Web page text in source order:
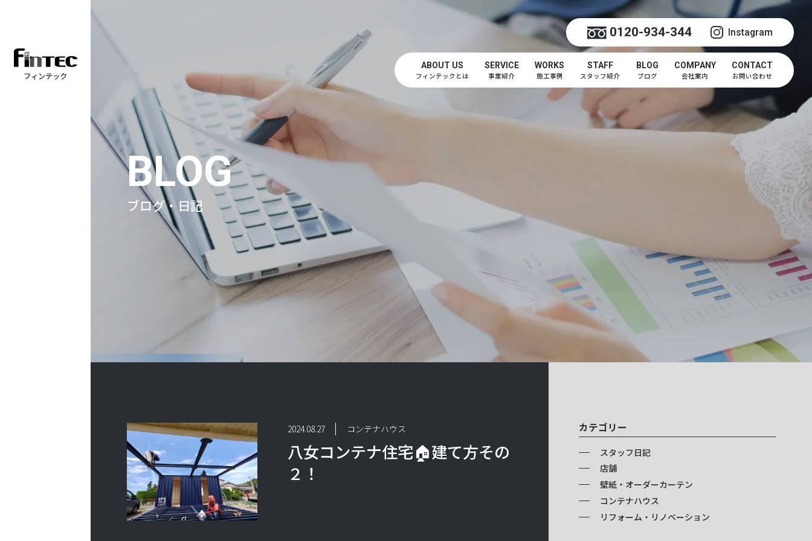
フィンテック
0120-934-344 Instagram
ABOUT US
フィンテックとは
SERVICE
事業紹介
WORKS
施工事例
STAFF
スタッフ紹介
BLOG
ブログ
COMPANY
会社案内
CONTACT
お問い合わせ
BLOG
ブログ・日記
2024.08.27 コンテナハウス
八女コンテナ住宅🏠建て方その
２！
カテゴリー
スタッフ日記
店舗
壁紙・オーダーカーテン
コンテナハウス
リフォーム・リノベーション